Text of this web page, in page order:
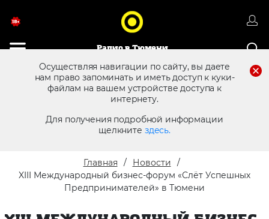
Радио в Тюмени
Осуществляя навигации по сайту, вы даете
нам право запоминать и иметь доступ к куки-
файлам на вашем устройстве доступа к
интернету.
Для получения подробной информации
щелкните здесь.
8 (3452) 68 25 12 Реклама в эфире
Главная
Новости
XIII Международный бизнес-форум «Слёт Успешных
Предпринимателей» в Тюмени